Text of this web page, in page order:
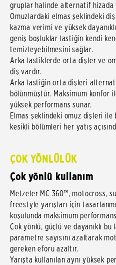
gruplar halinde alternatif
Omuzlardaki elmas şeklindeki
kazma verimi ve yüksek
geniş boşluklar lastiğin kendi
temizleyebilmesini sağlar.
Arka lastiklerde orta dişler ve
diş vardır.
Arka lastiğin orta dişleri
bölünmüştür. Maksimum konfor
yüksek performans sunar.
Elmas şeklindeki omuz dişleri
kesikli bölümleri her yatış
ÇOK YÖNLÜLÜK
Çok yönlü kullanım
Metzeler MC 360™, motocross,
freestyle yarışları için
koşulunda maksimum
Çok yönlü, güçlü ve dayanıklı
parametre sayısını azaltarak
gereken eforu azaltır.
Yarışta kullanılan aynı yüksek